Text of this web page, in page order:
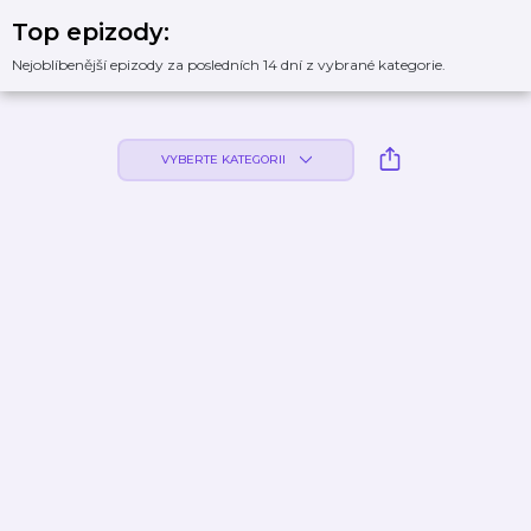
Top epizody:
Nejoblíbenější epizody za posledních 14 dní z vybrané kategorie.
VYBERTE KATEGORII